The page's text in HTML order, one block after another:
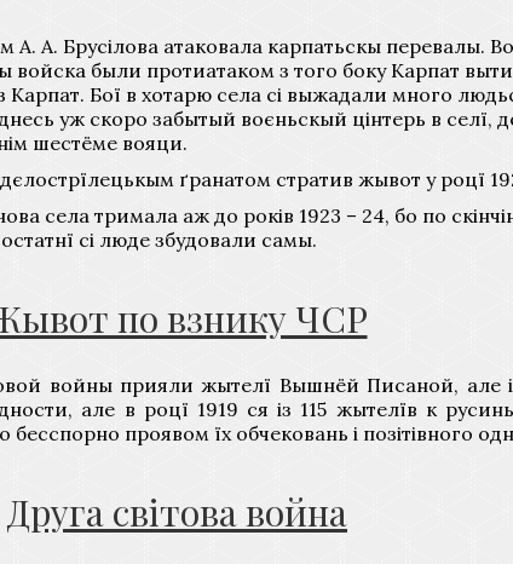
А. А. Брусілова атаковала карпатьскы
были протиатаком з того боку Карпат
Карпат. Бої в хотарю села сі выжадали много
уж скоро забытый воєньскый цінтерь в селї,
шестёме вояци.
ґранатом стратив жывот у роцї
села тримала аж до років 1923 – 24, бо по
сі люде збудовали самы.
по взнику ЧСР
войны прияли жытелї Вышнёй Писаной, але
але в роцї 1919 ся із 115 жытелїв к
проявом їх обчековань і позітівного
Друга світова война